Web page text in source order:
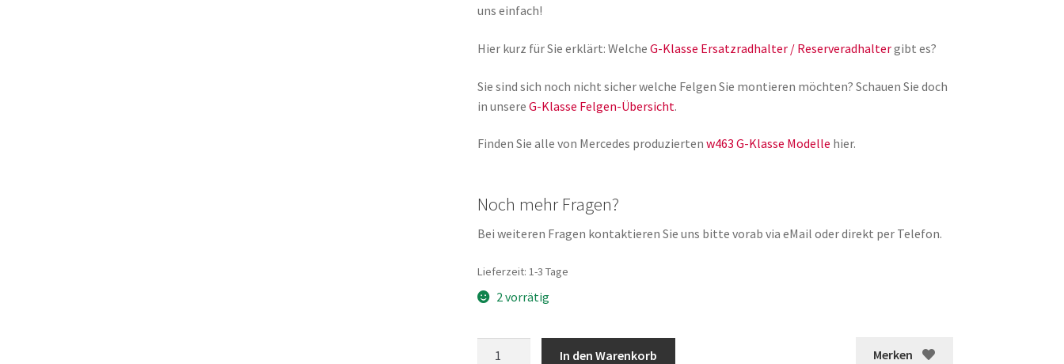
uns einfach!
Hier kurz für Sie erklärt: Welche G-Klasse Ersatzradhalter / Reserveradhaltergibt es?
Sie sind sich noch nicht sicher welche Felgen Sie montieren möchten? Schauen Sie doch
in unsere G-Klasse Felgen-Übersicht.
Finden Sie alle von Mercedes produzierten w463 G-Klasse Modelle hier.
Noch mehr Fragen?
Bei weiteren Fragen kontaktieren Sie uns bitte vorab via eMail oder direkt per Telefon.
Lieferzeit: 1-3 Tage
2 vorrätig
Merken
In den Warenkorb